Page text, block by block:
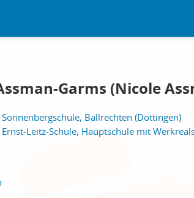
Garms (Nicole
Sonnenbergschule, Ballrechten (Dottingen)
Ernst-Leitz-Schule, Hauptschule mit